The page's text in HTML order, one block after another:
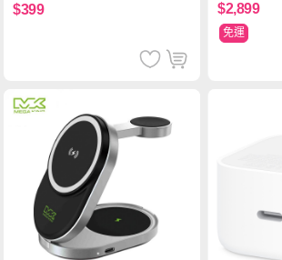
$399 $2,899
免運